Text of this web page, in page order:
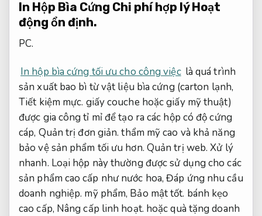
In Hộp Bìa Cứng Chi phí hợp lý Hoạt
động ổn định.
PC.
In hộp bìa cứng tối ưu cho công việc là quá trình
sản xuất bao bì từ vật liệu bìa cứng (carton lạnh,
Tiết kiệm mực. giấy couche hoặc giấy mỹ thuật)
được gia công tỉ mỉ để tạo ra các hộp có độ cứng
cáp, Quản trị đơn giản. thẩm mỹ cao và khả năng
bảo vệ sản phẩm tối ưu hơn. Quản trị web. Xử lý
nhanh. Loại hộp này thường được sử dụng cho các
sản phẩm cao cấp như nước hoa,Đáp ứng nhu cầu
doanh nghiệp. mỹ phẩm, Bảo mật tốt. bánh kẹo
cao cấp, Nâng cấp linh hoạt. hoặc quà tặng doanh